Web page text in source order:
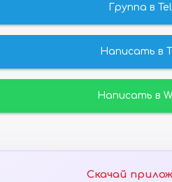
Группа в
Написать в
Написать в
Скачай